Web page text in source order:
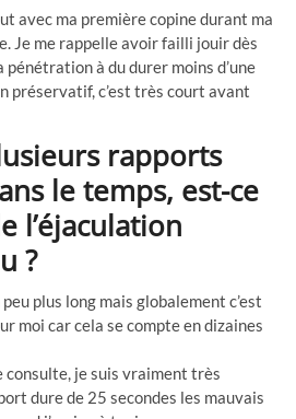
avec ma première copine durant ma
Je me rappelle avoir failli jouir dès
à du durer moins d’une
préservatif, c’est très court avant
rapports
le temps, est-ce
l’éjaculation
?
plus long mais globalement c’est
moi car cela se compte en dizaines
consulte, je suis vraiment très
dure de 25 secondes les mauvais